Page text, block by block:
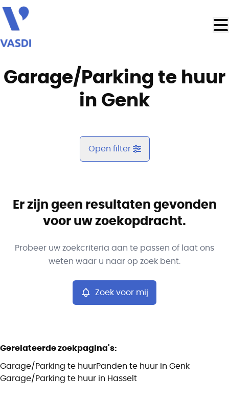
Ga naar hoofdinhoud
Garage/Parking te huur
in Genk
Open filter
Genk (3600)
Remove
Garage/Parking
Remove
Max. budget
Kaartweergave
Zoek voor mij Sorteer op
Er zijn geen resultaten gevonden
voor uw zoekopdracht.
Probeer uw zoekcriteria aan te passen of laat ons
weten waar u naar op zoek bent.
Zoek voor mij
Gerelateerde zoekpagina's:
Garage/Parking te huurPanden te huur in Genk
Garage/Parking te huur in Hasselt